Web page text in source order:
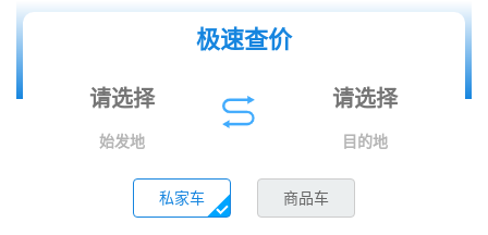
极速查价
始发地 目的地
私家车 商品车